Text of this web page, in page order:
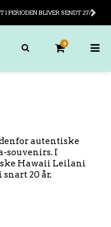
I PERIODEN BLIVER SENDT 27/7
0
autentiske
souvenirs. I
Hawaii Leilani
20 år.